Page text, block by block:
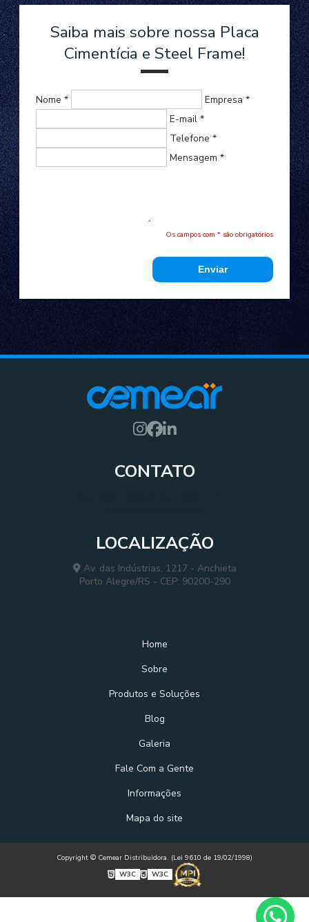
Saiba mais sobre nossa Placa
Cimentícia e Steel Frame!
Nome *
Empresa *
E-mail *
Telefone *
Mensagem *
Os campos com * são obrigatórios
CONTATO
LOCALIZAÇÃO
Av. das Indústrias, 1217 - Anchieta
Porto Alegre/RS - CEP: 90200-290
Home
Sobre
Produtos e Soluções
Blog
Galeria
Fale Com a Gente
Informações
Mapa do site
Copyright © Cemear Distribuidora. (Lei 9610 de 19/02/1998)
W3C
W3C